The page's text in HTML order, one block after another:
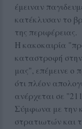
έμειναν
κατέκλυσαν το
της περιφέρειας.
Η κακοκαιρία
καταστροφή
μας", επέμεινε ο
ότι πλέον
ανέρχεται σε
Σύμφωνα με την
στρατιωτών και